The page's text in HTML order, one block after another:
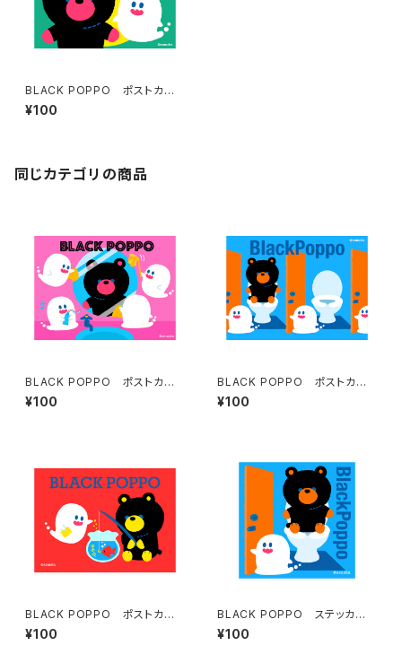
BLACK POPPO ポストカー
ド（みどり）
¥100
同じカテゴリの商品
BLACK POPPO ポストカー
ド（ピンク）
¥100
BLACK POPPO ポストカー
ド（みずいろ）
¥100
BLACK POPPO ポストカー
ド（あか）
¥100
BLACK POPPO ステッカー
（みずいろ）
¥100